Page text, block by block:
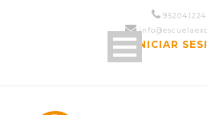
952 04 12 24
INICIAR